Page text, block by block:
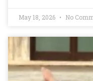
May 18, 2026 No